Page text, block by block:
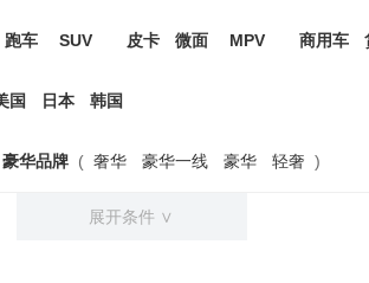
跑车 SUV 皮卡 微面 MPV 商用车
国 日本 韩国
豪华品牌 ( 奢华 豪华一线 豪华 轻奢 )
展开条件 ∨